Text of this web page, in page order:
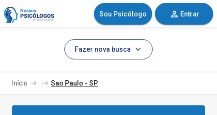
Sou Psicólogo Entrar
Fazer nova busca
Início Sao Paulo - SP